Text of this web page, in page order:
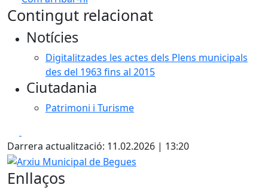
+
Contingut relacionat
Notícies
Digitalitzades les actes dels Plens municipals
des del 1963 fins al 2015
Ciutadania
Patrimoni i Turisme
Darrera actualització: 11.02.2026 | 13:20
Arxiu Municipal de Begues
Enllaços